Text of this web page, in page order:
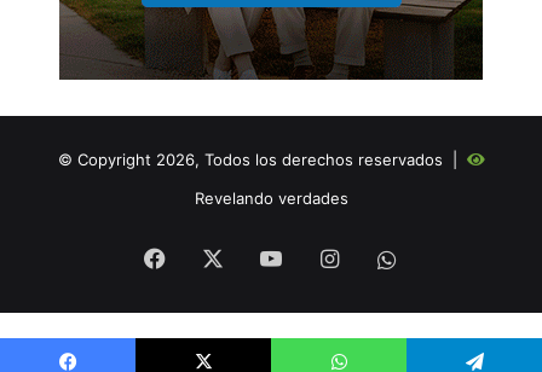
© Copyright 2026, Todos los derechos reservados |
Revelando verdades
Facebook YouTubeInstagram